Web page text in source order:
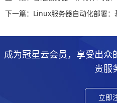
成为冠星云会员，享受出
贵服
立即